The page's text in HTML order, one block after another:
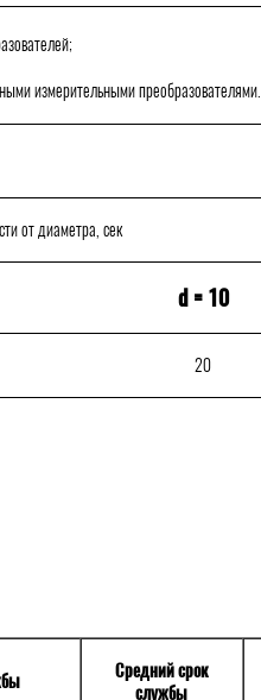
измерительными преобразователями.
от диаметра, сек
d = 10
20
Средний срок
службы